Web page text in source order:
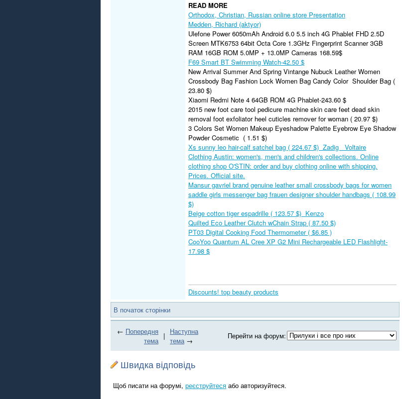
READ MORE
Orthodox, Christian, Russian online store Presentation
Medden, Richard (aktyor)
Ulefone Power 6050mAh Android 6.0 5.5 inch 4G Phablet FHD 2.5D
Screen MTK6753 64bit Octa Core 1.3GHz Fingerprint Scanner 3GB
RAM 16GB ROM 5.0MP + 13.0MP Cameras 168.59$
F69 Smart BT Swimming Watch-42.50 $
New Arrival Summer And Spring Vintange Nubuck Leather Women
Crossbody Bag Fashion Lock Women Bag Candy Color Shoulder Bag (
23.80 $)
Xiaomi Redmi Note 4 64GB ROM 4G Phablet-243.60 $
2015 new foot care tool pedicure machine skin care feet dead skin
removal foot exfoliator heel cuticles remover for woman ( 20.97 $)
3 Colors Set Women Makeup Eyeshadow Palette Eyebrow Eye Shadow
Powder Cosmetic ( 1.51 $)
Xs sunny leo hair-calf satchel bag ( 224.67 $) Zadig Voltaire
Clothing Austin: women's, men's and children's collections. Online
clothing shop O'STIN: order and buy clothing online with shipping.
Prices. Official site.
Mansur gavriel brand genuine leather small crossbody bags for women
saddle girls messenger bag frauen designer shoulder handbags ( 108.99
$)
Beige cotton tiger espadrille ( 123.57 $) Kenzo
Quilted Eco Leather Clutch wChain Strap ( 87.50 $)
PT03 Digital Cooking Food Thermometer ( $6.85 )
CooYoo Quantum AL Cree XP G2 Mini Rechargeable LED Flashlight-
17.98 $
Discounts! top beauty products
В початок сторінки
← Попередня
тема
| Наступна
тема→
Перейти на форум:
Швидка відповідь
Щоб писати на форумі, реєструйтеся або авторизуйтеся.